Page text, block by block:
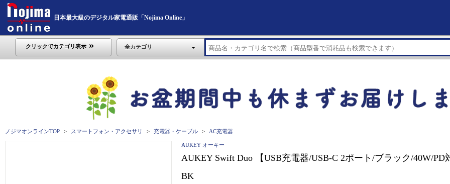
日本最大級のデジタル家電通販「Nojima Online」
クリックでカテゴリ表示 全カテゴリ
ノジマオンラインTOP スマートフォン・アクセサリ 充電器・ケーブル AC充電器
AUKEY オーキー
AUKEY Swift Duo 【USB充電器/USB-C 2ポート/ブラック/40W/PD
BK